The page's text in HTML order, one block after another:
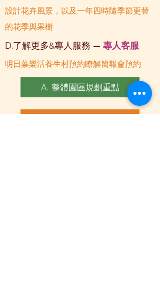
設計花卉風景，以及一年四時隨季節更替
的花季與果樹
D.了解更多&專人服務 — 專人客服
明日葉樂活養生村預約瞭解簡報會預約
A. 整體園區規劃重點